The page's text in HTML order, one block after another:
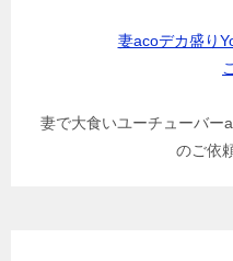
妻acoデカ盛り
妻で大食いユーチューバー
のご依